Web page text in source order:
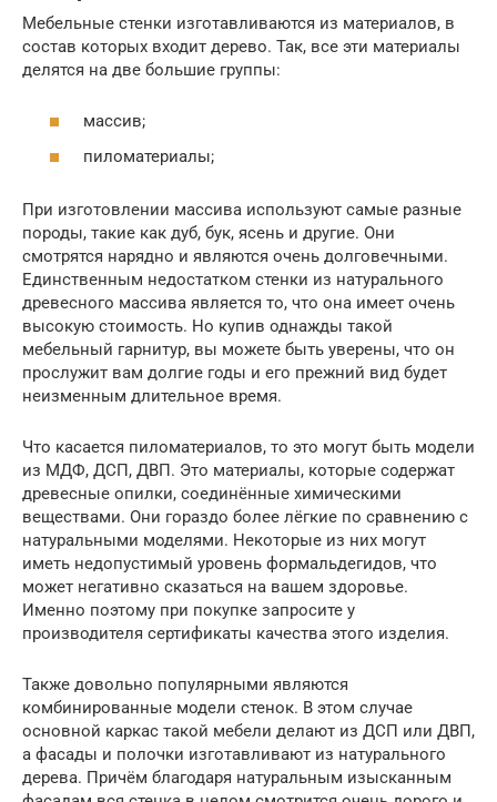
Мебельные стенки изготавливаются из материалов, в
состав которых входит дерево. Так, все эти материалы
делятся на две большие группы:
массив;
пиломатериалы;
При изготовлении массива используют самые разные
породы, такие как дуб, бук, ясень и другие. Они
смотрятся нарядно и являются очень долговечными.
Единственным недостатком стенки из натурального
древесного массива является то, что она имеет очень
высокую стоимость. Но купив однажды такой
мебельный гарнитур, вы можете быть уверены, что он
прослужит вам долгие годы и его прежний вид будет
неизменным длительное время.
Что касается пиломатериалов, то это могут быть модели
из МДФ, ДСП, ДВП. Это материалы, которые содержат
древесные опилки, соединённые химическими
веществами. Они гораздо более лёгкие по сравнению с
натуральными моделями. Некоторые из них могут
иметь недопустимый уровень формальдегидов, что
может негативно сказаться на вашем здоровье.
Именно поэтому при покупке запросите у
производителя сертификаты качества этого изделия.
Также довольно популярными являются
комбинированные модели стенок. В этом случае
основной каркас такой мебели делают из ДСП или ДВП,
а фасады и полочки изготавливают из натурального
дерева. Причём благодаря натуральным изысканным